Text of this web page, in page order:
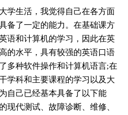
学生活，我觉得自己在各方面
备了一定的能力。在基础课方
语和计算机的学习，因此在英
的水平，具有较强的英语口语
多种软件操作和计算机语言;在
学科和主要课程的学习以及大
自己已经基本具备了以下能
现代测试、故障诊断、维修、